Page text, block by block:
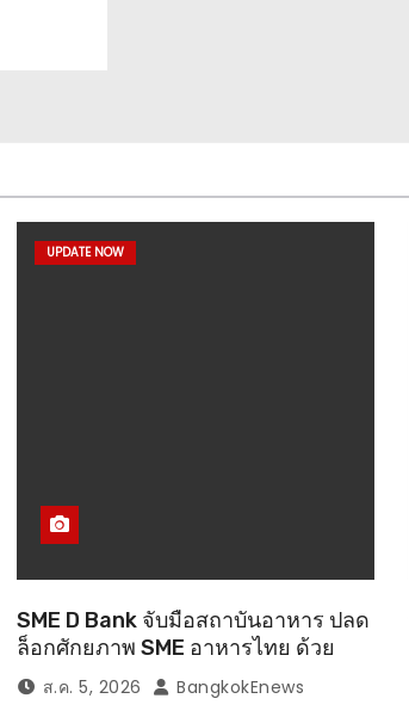
UPDATE NOW
SME D Bank จับมือสถาบันอาหาร ปลด
ล็อกศักยภาพ SME อาหารไทย ด้วย
โมเดล “ทุนคู่ความรู้”
ส.ค. 5, 2026 BangkokEnews